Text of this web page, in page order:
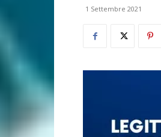
1 Settembre 2021